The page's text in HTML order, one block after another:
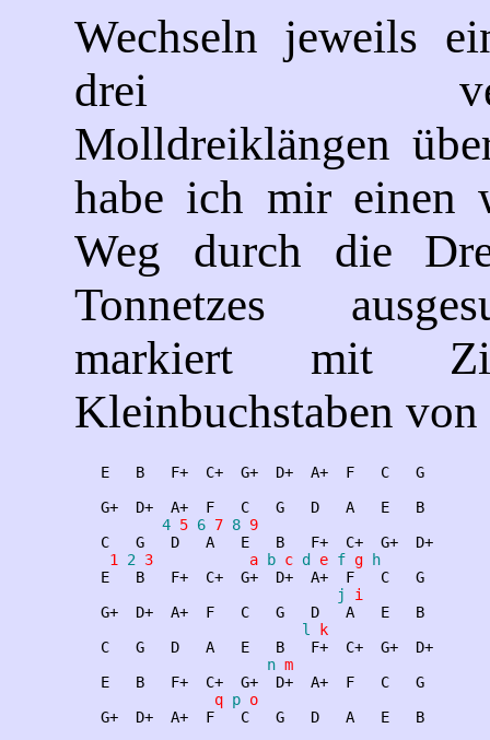
Wechseln jeweils
drei
Molldreiklängen
habe ich mir einen
Weg durch die
Tonnetzes
markiert mit
Kleinbuchstaben
   E   B   F+  C+  G+  D+  A+  F   C   G
   G+  D+  A+  F   C   G   D   A   E   B
4 5 6 7 8 9
   C   G   D   A   E   B   F+  C+  G+  D+
1
2 3 a b c d e f g
h
   E   B   F+  C+  G+  D+  A+  F   C   G
j
i
   G+  D+  A+  F   C   G   D   A   E   B
l
k
   C   G   D   A   E   B   F+  C+  G+  D+
n m
   E   B   F+  C+  G+  D+  A+  F   C   G
q p o